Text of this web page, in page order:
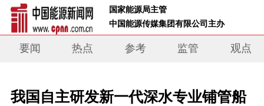
国家能源局主管
中国能源传媒集团有限公司主办
要闻 热点 参考 监管 观点
我国自主研发新一代深水专业铺管船